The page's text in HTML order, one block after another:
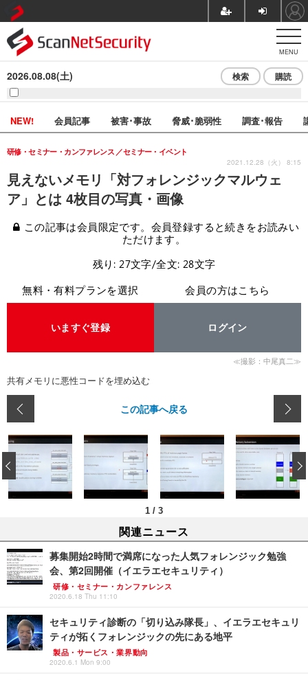
MENU
2026.08.08(土) 検索 購読
NEW! 会員記事 被害･事故 脅威･脆弱性 調査･報告
見えないメモリ「対フォレンジックマルウェ
ア」とは 4枚目の写真・画像
研修・セミナー・カンファレンス セミナー・イベント
2021.12.28（火） 8:15
この記事は会員限定です。会員登録すると続きをお読みい
ただけます。
残り: 27文字/全文: 28文字
無料・有料プランを選択
いますぐ登録
会員の方はこちら
ログイン
≪撮影：中尾真二≫
共有メモリに悪性コードを埋め込む
この記事へ戻る
1 / 3
‹
関連ニュース
募集開始2時間で満席になった人気フォレンジック勉強
会、第2回開催（イエラエセキュリティ）
研修・セミナー・カンファレンス
2020.6.18 Thu 11:10
セキュリティ診断の「切り込み隊長」、イエラエセキュリ
ティが拓くフォレンジックの先にある地平
製品・サービス・業界動向
2020.6.1 Mon 9:00